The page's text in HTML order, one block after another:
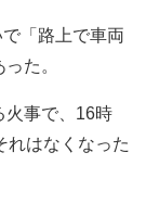
「路上で車両
た。
火事で、16時
れはなくなった